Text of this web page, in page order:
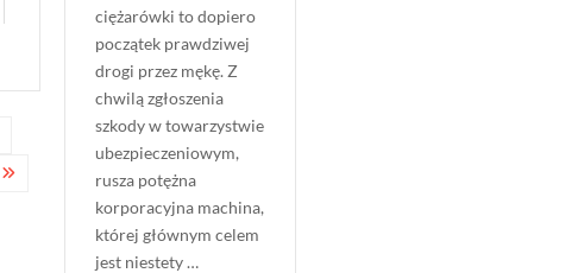
ciężarówki to dopiero
początek prawdziwej
drogi przez mękę. Z
chwilą zgłoszenia
szkody w towarzystwie
ubezpieczeniowym,
rusza potężna
korporacyjna machina,
której głównym celem
jest niestety …